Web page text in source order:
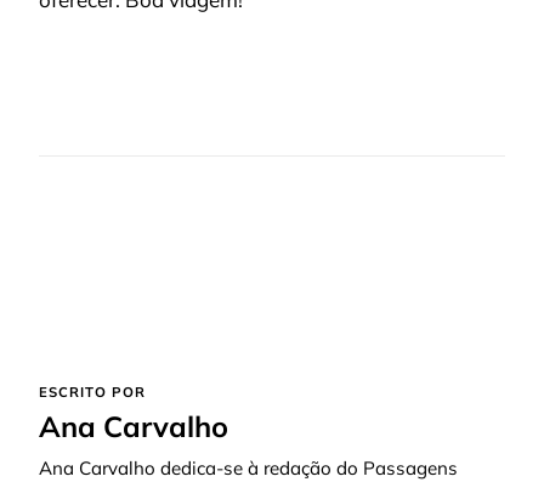
ESCRITO POR
Ana Carvalho
Ana Carvalho dedica-se à redação do Passagens